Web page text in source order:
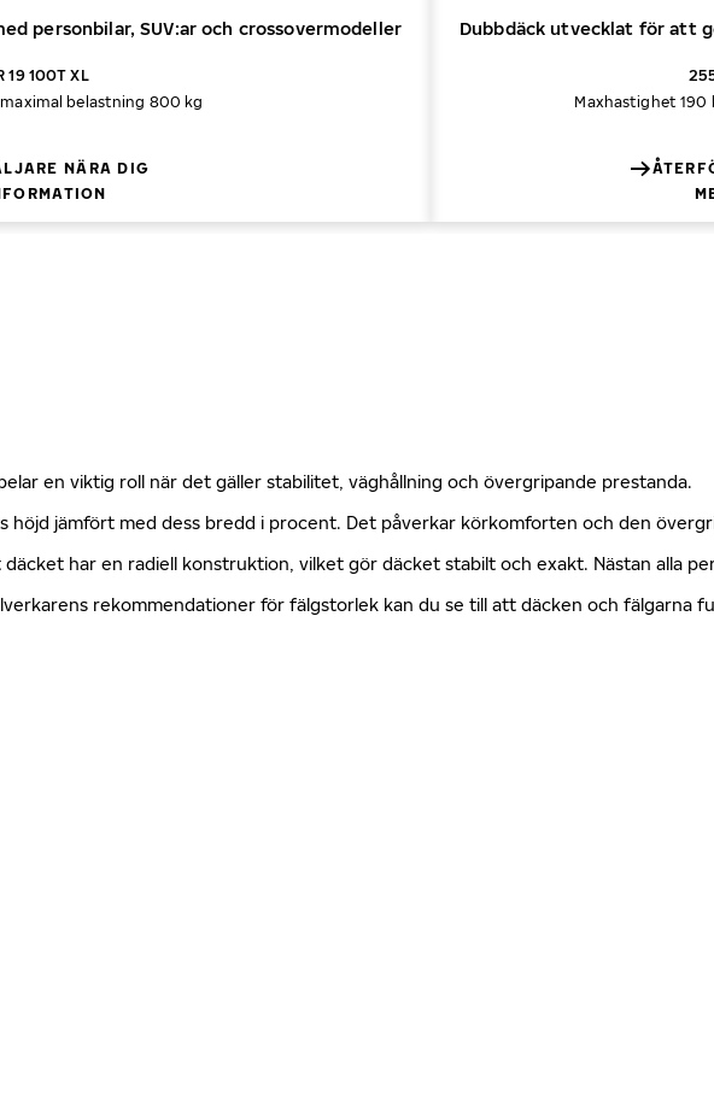
personbilar, SUV:ar och crossovermodeller
19 100T XL
maximal belastning 800 kg
NÄRA DIG
Dubbdäck utvecklat för att
Maxhastighet 190
en viktig roll när det gäller stabilitet, väghållning och övergripande prestanda.
höjd jämfört med dess bredd i procent. Det påverkar körkomforten och den
har en radiell konstruktion, vilket gör däcket stabilt och exakt. Nästan alla
rekommendationer för fälgstorlek kan du se till att däcken och fälgarna